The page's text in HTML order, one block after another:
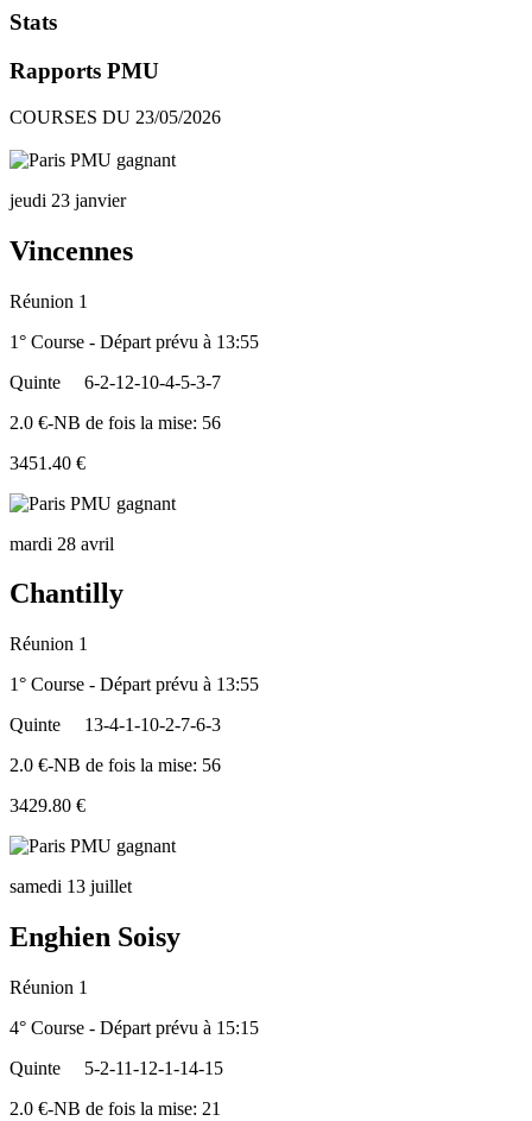
Stats
Rapports PMU
COURSES DU 23/05/2026
jeudi 23 janvier
Vincennes
Réunion 1
1° Course - Départ prévu à 13:55
Quinte
6-2-12-10-4-5-3-7
2.0 €-NB de fois la mise: 56
3451.40 €
mardi 28 avril
Chantilly
Réunion 1
1° Course - Départ prévu à 13:55
Quinte
13-4-1-10-2-7-6-3
2.0 €-NB de fois la mise: 56
3429.80 €
samedi 13 juillet
Enghien Soisy
Réunion 1
4° Course - Départ prévu à 15:15
Quinte
5-2-11-12-1-14-15
2.0 €-NB de fois la mise: 21